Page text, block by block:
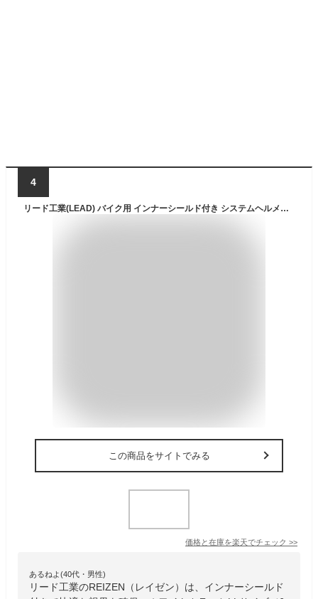
4
リード工業(LEAD) バイク用 インナーシールド付き システムヘルメット REIZEN (レイゼン) ホワイト LLサイズ (61-62cm未満)
この商品をサイトでみる
価格と在庫を楽天でチェック >>
あるねよ(40代・男性)
リード工業のREIZEN（レイゼン）は、インナーシールド